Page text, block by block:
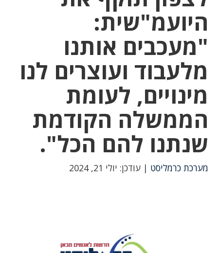
היועמ"שית:
"מעכבים אותנו
מלעבוד ועוצרים לנו
מינויים, לעומת
הממשלה הקודמת
שנתנו להם הכל".
מערכת כרמליסט | עודכן: יולי 21, 2024